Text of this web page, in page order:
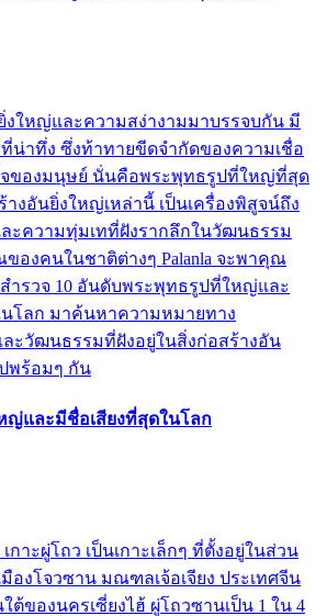
งใหญ่และความสง่างามมาบรรจบกัน มี
น่าทึ่ง ซึ่งท้าทายขีดจำกัดของความเชื่อ
จของมนุษย์ นั่นคือพระพุทธรูปที่ใหญ่ที่สุด
างอันยิ่งใหญ่เหล่านี้ เป็นเครื่องพิสูจน์ถึง
ะความทุ่มเทที่ฝังรากลึกในวัฒนธรรม
องคนในชาติต่างๆ Palanla จะพาคุณ
ำรวจ 10 อันดับพระพุทธรูปที่ใหญ่และ
นโลก มาค้นหาความหมายทาง
ะวัฒนธรรมที่ฝังอยู่ในสิ่งก่อสร้างอัน
พร้อมๆ กัน
ญ่และมีชื่อเสียงที่สุดในโลก
กาะผู่โถว เป็นเกาะเล็กๆ ที่ตั้งอยู่ในส่วน
องโจวซาน มณฑลเจ้อเจียง ประเทศจีน
ต้ของนครเซี่ยงไฮ้ ผู่โถวซานเป็น 1 ใน 4